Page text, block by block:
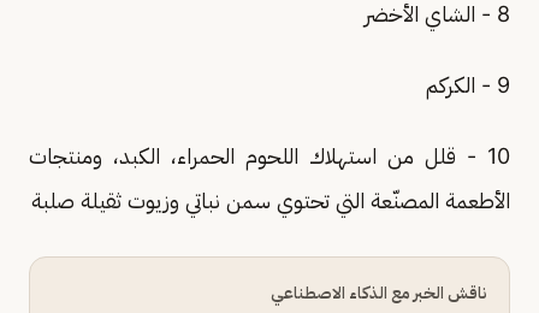
8 - الشاي الأخضر
9 - الكركم
10 - قلل من استهلاك اللحوم الحمراء، الكبد، ومنتجات
الأطعمة المصنّعة التي تحتوي سمن نباتي وزيوت ثقيلة صلبة
ناقش الخبر مع الذكاء الاصطناعي